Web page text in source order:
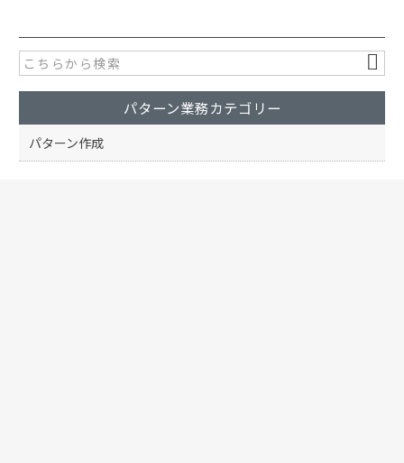
e
b
o
o
k
er
パターン業務カテゴリー
パターン作成